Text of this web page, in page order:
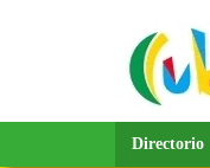
Directorio